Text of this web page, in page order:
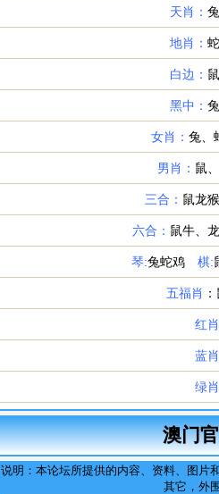
澳门
说明：本论坛所提供的内容、资料、图
其它，外